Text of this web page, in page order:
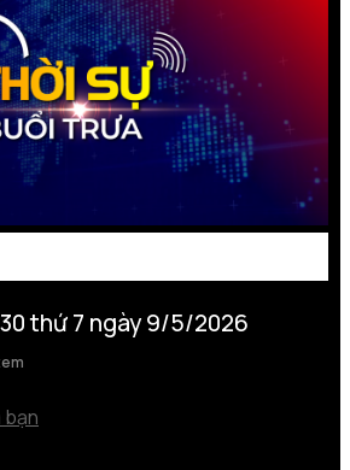
thứ 7 ngày 9/5/2026
bạn